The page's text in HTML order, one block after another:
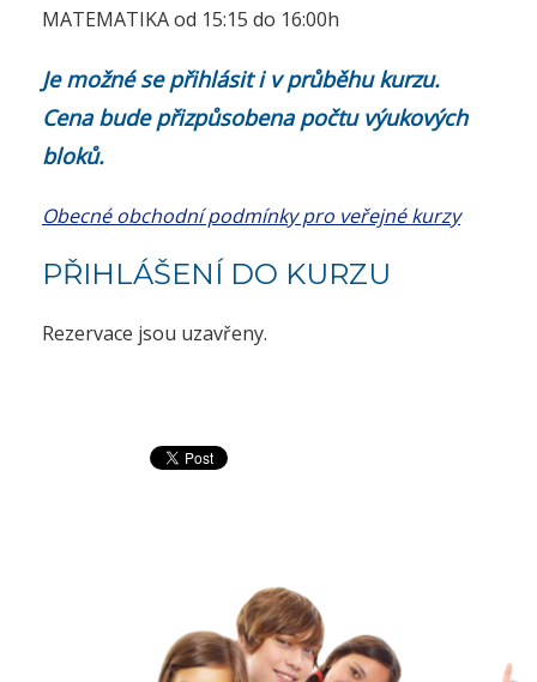
MATEMATIKA od 15:15 do 16:00h
Je možné se přihlásit i v průběhu kurzu.
Cena bude přizpůsobena počtu výukových
bloků.
Obecné obchodní podmínky pro veřejné kurzy
PŘIHLÁŠENÍ DO KURZU
Rezervace jsou uzavřeny.